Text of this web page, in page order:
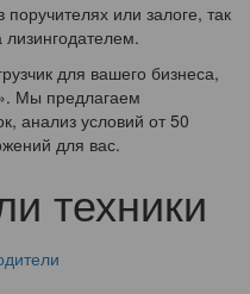
или залоге, так
лизингодателем.
для вашего бизнеса,
Мы предлагаем
анализ условий от 50
для вас.
техники